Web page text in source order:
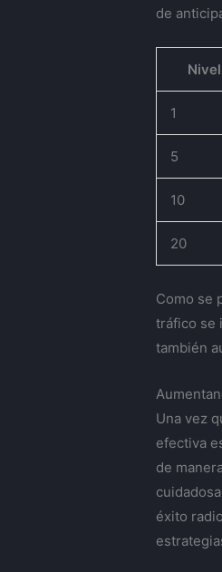
de
Nivel
1
5
10
20
Como se
tráfico se
también
Una vez
efectiva
de
éxito